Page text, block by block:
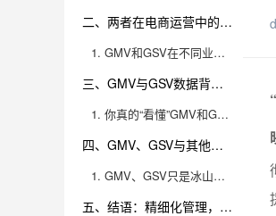
二、两者在电商运营中的实际应用和价值侧重点差异明显
1. GMV和GSV在不同业务部门的“角色”
三、GMV与GSV数据背后的易错点及误区解析
1. 你真的“看懂”GMV和GSV了吗？常见误区剖析
四、GMV、GSV与其他电商关键指标的协同关系及数据管理建议
1. GMV、GSV只是冰山一角，电商数据分析要“多维透视”
五、结语：精细化管理，读懂GMV和GSV是制胜关键